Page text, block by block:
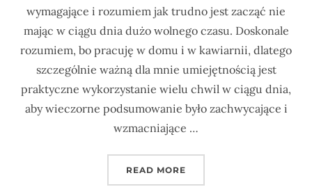
wymagające i rozumiem jak trudno jest zacząć nie
mając w ciągu dnia dużo wolnego czasu. Doskonale
rozumiem, bo pracuję w domu i w kawiarnii, dlatego
szczególnie ważną dla mnie umiejętnością jest
praktyczne wykorzystanie wielu chwil w ciągu dnia,
aby wieczorne podsumowanie było zachwycające i
wzmacniające …
READ MORE